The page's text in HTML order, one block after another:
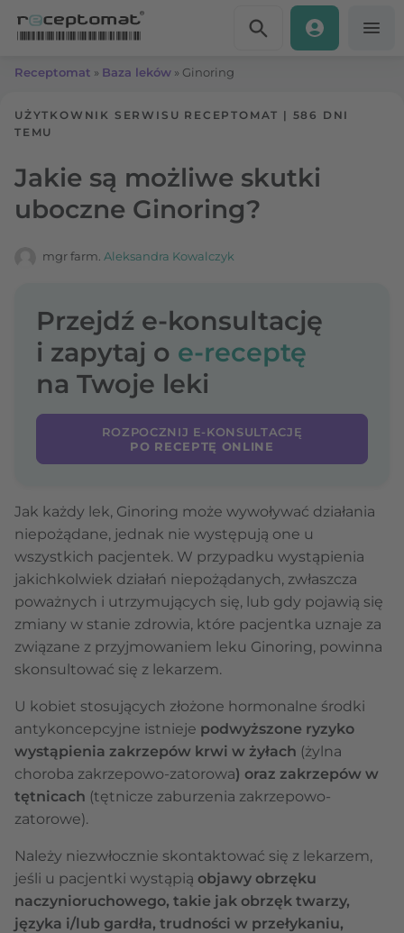
Receptomat » Baza leków » Ginoring
UŻYTKOWNIK SERWISU RECEPTOMAT | 586 DNI
TEMU
Jakie są możliwe skutki
uboczne Ginoring?
mgr farm. Aleksandra Kowalczyk
Przejdź e-konsultację
i zapytaj o e-receptę
na Twoje leki
ROZPOCZNIJ E-KONSULTACJĘ
PO RECEPTĘ ONLINE
Jak każdy lek, Ginoring może wywoływać działania
niepożądane, jednak nie występują one u
wszystkich pacjentek. W przypadku wystąpienia
jakichkolwiek działań niepożądanych, zwłaszcza
poważnych i utrzymujących się, lub gdy pojawią się
zmiany w stanie zdrowia, które pacjentka uznaje za
związane z przyjmowaniem leku Ginoring, powinna
skonsultować się z lekarzem.
U kobiet stosujących złożone hormonalne środki
antykoncepcyjne istnieje podwyższone ryzyko
wystąpienia zakrzepów krwi w żyłach (żylna
choroba zakrzepowo-zatorowa) oraz zakrzepów w
tętnicach (tętnicze zaburzenia zakrzepowo-
zatorowe).
Należy niezwłocznie skontaktować się z lekarzem,
jeśli u pacjentki wystąpią objawy obrzęku
naczynioruchowego, takie jak obrzęk twarzy,
języka i/lub gardła, trudności w przełykaniu,